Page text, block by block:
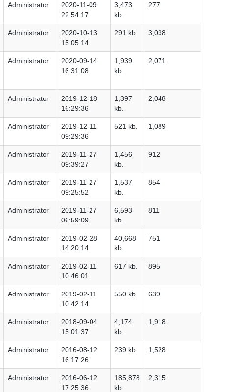
Administrator
2020-11-09
22:54:17
3,473
kb.
277
Administrator
2020-10-13
15:05:14
291 kb. 3,038
Administrator
2020-09-14
16:31:08
1,939
kb.
2,071
Administrator
2019-12-18
16:29:36
1,397
kb.
2,048
Administrator
2019-12-11
09:29:36
521 kb. 1,089
Administrator
2019-11-27
09:39:27
1,456
kb.
912
Administrator
2019-11-27
09:25:52
1,537
kb.
854
Administrator
2019-11-27
06:59:09
6,593
kb.
811
Administrator
2019-02-28
14:20:14
40,668
kb.
751
Administrator
2019-02-11
10:46:01
617 kb. 895
Administrator
2019-02-11
10:42:14
550 kb. 639
Administrator
2018-09-04
15:01:37
4,174
kb.
1,918
Administrator
2016-08-12
16:17:26
239 kb. 1,528
Administrator
2016-06-12
17:25:36
185,878
kb.
2,315